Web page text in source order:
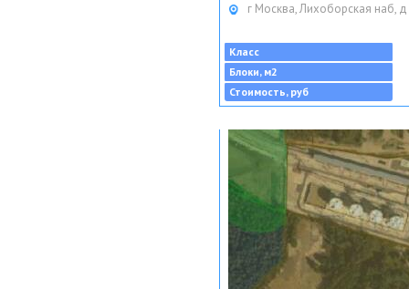
г Москва, Лихоборская наб,
Класс
Блоки, м2
Стоимость, руб